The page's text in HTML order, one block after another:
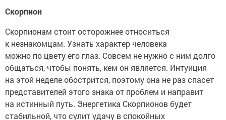
Скорпион
Скорпионам стоит осторожнее относиться
к незнакомцам. Узнать характер человека
можно по цвету его глаз. Совсем не нужно с ним долго
общаться, чтобы понять, кем он является. Интуиция
на этой неделе обострится, поэтому она не раз спасет
представителей этого знака от проблем и направит
на истинный путь. Энергетика Скорпионов будет
стабильной, что сулит удачу в спокойных